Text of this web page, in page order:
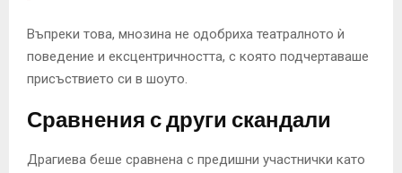
Въпреки това, мнозина не одобриха театралното ѝ
поведение и ексцентричността, с която подчертаваше
присъствието си в шоуто.
Сравнения с други скандали
Драгиева беше сравнена с предишни участнички като